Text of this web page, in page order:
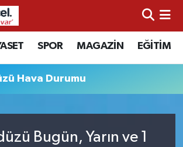
SPOR MAGAZİN EĞİTİM
Hava Durumu
Bugün, Yarın ve 1
Eczaneler
Durumu
Yoğunluk Haritası